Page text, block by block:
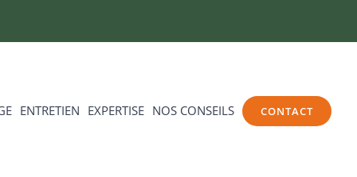
ENTRETIEN EXPERTISE NOS CONSEILS CONTACT